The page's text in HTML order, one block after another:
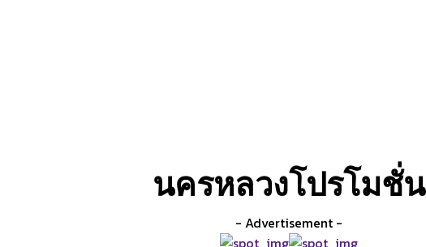
นครหลวงโปรโมชั่น
- Advertisement -